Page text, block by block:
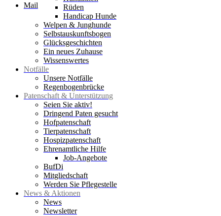
Mail
Rüden
Handicap Hunde
Welpen & Junghunde
Selbstauskunftsbogen
Glücksgeschichten
Ein neues Zuhause
Wissenswertes
Notfälle
Unsere Notfälle
Regenbogenbrücke
Patenschaft & Unterstützung
Seien Sie aktiv!
Dringend Paten gesucht
Hofpatenschaft
Tierpatenschaft
Hospizpatenschaft
Ehrenamtliche Hilfe
Job-Angebote
BufDi
Mitgliedschaft
Werden Sie Pflegestelle
News & Aktionen
News
Newsletter